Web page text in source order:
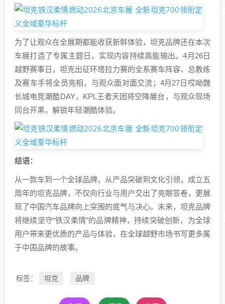
为了让观众在全展期都能收获新鲜体验，坦克品牌还在本次
车展打造了专属主题日，实现内容持续高能输出。4月26日
越野赛事日，坦克出征环塔拉力赛的全系赛车阵容、总教练
及赛车手将全员亮相，与观众面对面交流；4月27日哎呦魏
长城电竞潮酷DAY，KPL王者天团将空降展台，与观众现场
同台开黑，解锁年轻潮酷体验。
结语：
从一款车到一个全球品牌，从产品突破到文化引领，成立五
周年的坦克品牌，不仅向行业与用户交出了亮眼答卷，更展
现了中国汽车品牌向上突围的底气与决心。未来，坦克品牌
将继续坚守“铁汉柔情”的品牌精神，持续突破创新，为全球
用户带来更优质的产品与体验，在全球越野市场书写更多属
于中国品牌的故事。
标签： 坦克 品牌